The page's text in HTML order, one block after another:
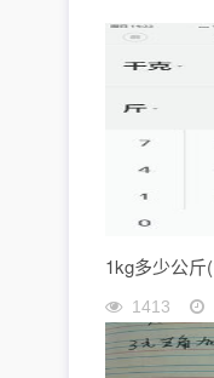
1kg多少公斤
1413